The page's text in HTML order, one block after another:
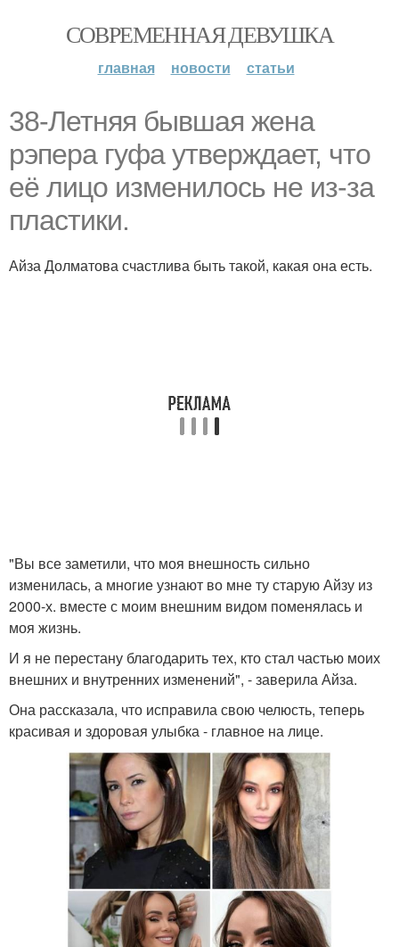
СОВРЕМЕННАЯ ДЕВУШКА
главная новости статьи
38-Летняя бывшая жена
рэпера гуфа утверждает, что
её лицо изменилось не из-за
пластики.
Айза Долматова счастлива быть такой, какая она есть.
"Вы все заметили, что моя внешность сильно
изменилась, а многие узнают во мне ту старую Айзу из
2000-х. вместе с моим внешним видом поменялась и
моя жизнь.
И я не перестану благодарить тех, кто стал частью моих
внешних и внутренних изменений", - заверила Айза.
Она рассказала, что исправила свою челюсть, теперь
красивая и здоровая улыбка - главное на лице.